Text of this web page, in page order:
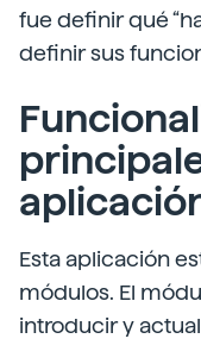
fue definir qué
definir sus
Esta aplicación
módulos. El
introducir y